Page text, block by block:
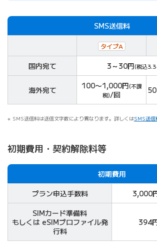
SMS送信料
タイプA
国内宛て 3～30円(税込
海外宛て 100〜1,000円(不課
税)/回
SMS送信料は送信文字数により異なります。詳しくはSMS送信
初期費用・契約解除料等
初期費用
プラン申込手数料
3,000
SIMカード準備料
もしくは eSIMプロファイル発
行料
394